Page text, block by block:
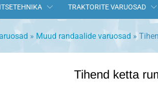
TRAKTORITE VARUOSAD
» Muud randaalide varuosad »
Tihend ketta